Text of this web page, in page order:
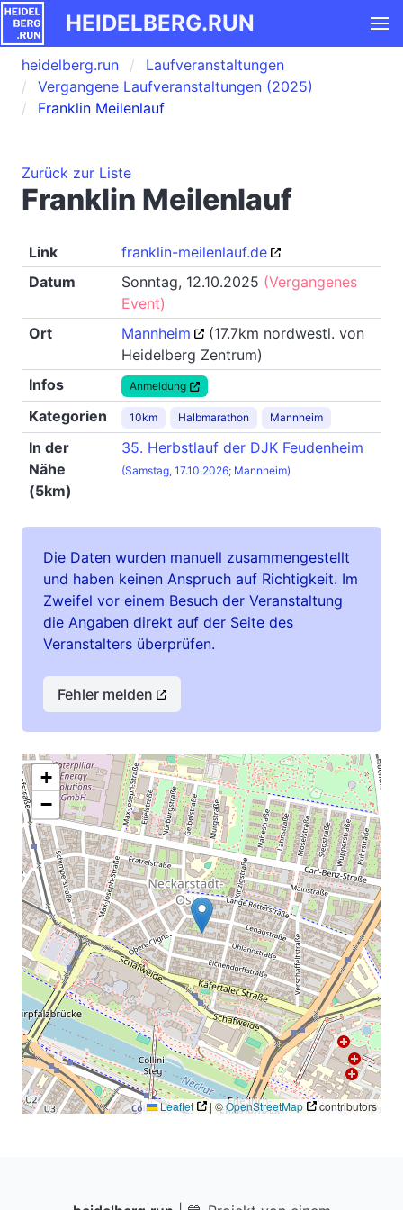
HEIDELBERG.RUN
heidelberg.run
Laufveranstaltungen
Vergangene Laufveranstaltungen (2025)
Franklin Meilenlauf
Zurück zur Liste
Franklin Meilenlauf
Link
franklin-meilenlauf.de
Datum
Sonntag, 12.10.2025 (Vergangenes
Event)
Ort
Mannheim
(17.7km nordwestl. von
Heidelberg Zentrum)
Infos
Anmeldung
Kategorien 10km Halbmarathon Mannheim
In der
Nähe
(5km)
35. Herbstlauf der DJK Feudenheim
(Samstag, 17.10.2026; Mannheim)
Die Daten wurden manuell zusammengestellt
und haben keinen Anspruch auf Richtigkeit. Im
Zweifel vor einem Besuch der Veranstaltung
die Angaben direkt auf der Seite des
Veranstalters überprüfen.
Fehler melden
+
−
Leaflet | ©OpenStreetMap contributors